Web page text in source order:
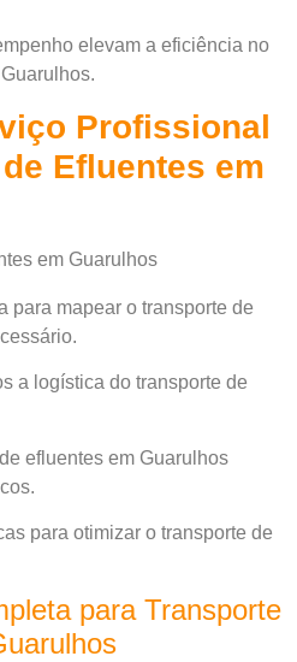
elevam a eficiência no
Profissional
Efluentes em
para mapear o transporte de
a logística do transporte de
efluentes em Guarulhos
para otimizar o transporte de
para Transporte